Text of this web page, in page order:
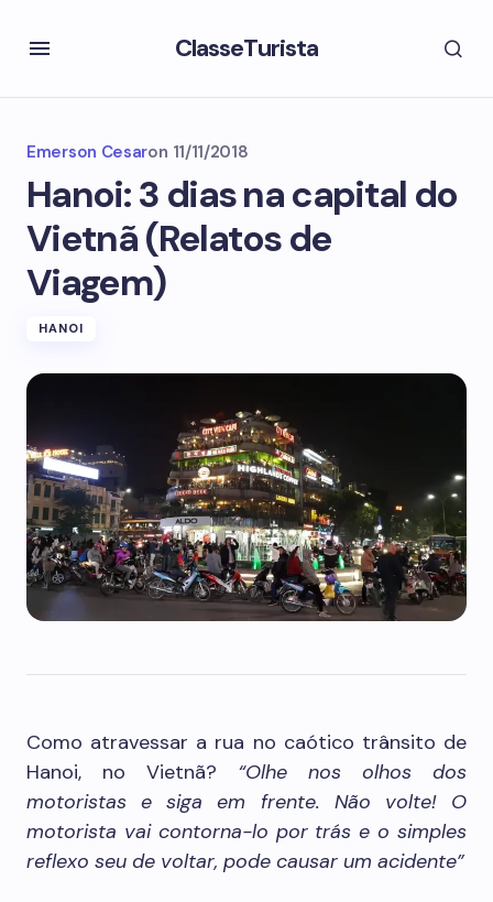
ClasseTurista
Emerson Cesaron 11/11/2018
Hanoi: 3 dias na capital do
Vietnã (Relatos de
Viagem)
HANOI
Como atravessar a rua no caótico trânsito de
Hanoi, no Vietnã? “Olhe nos olhos dos
motoristas e siga em frente. Não volte! O
motorista vai contorna-lo por trás e o simples
reflexo seu de voltar, pode causar um acidente”